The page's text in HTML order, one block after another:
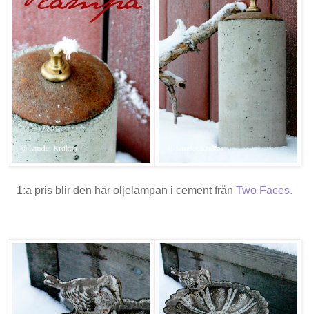
1:a pris blir den här oljelampan i cement från Two Faces.